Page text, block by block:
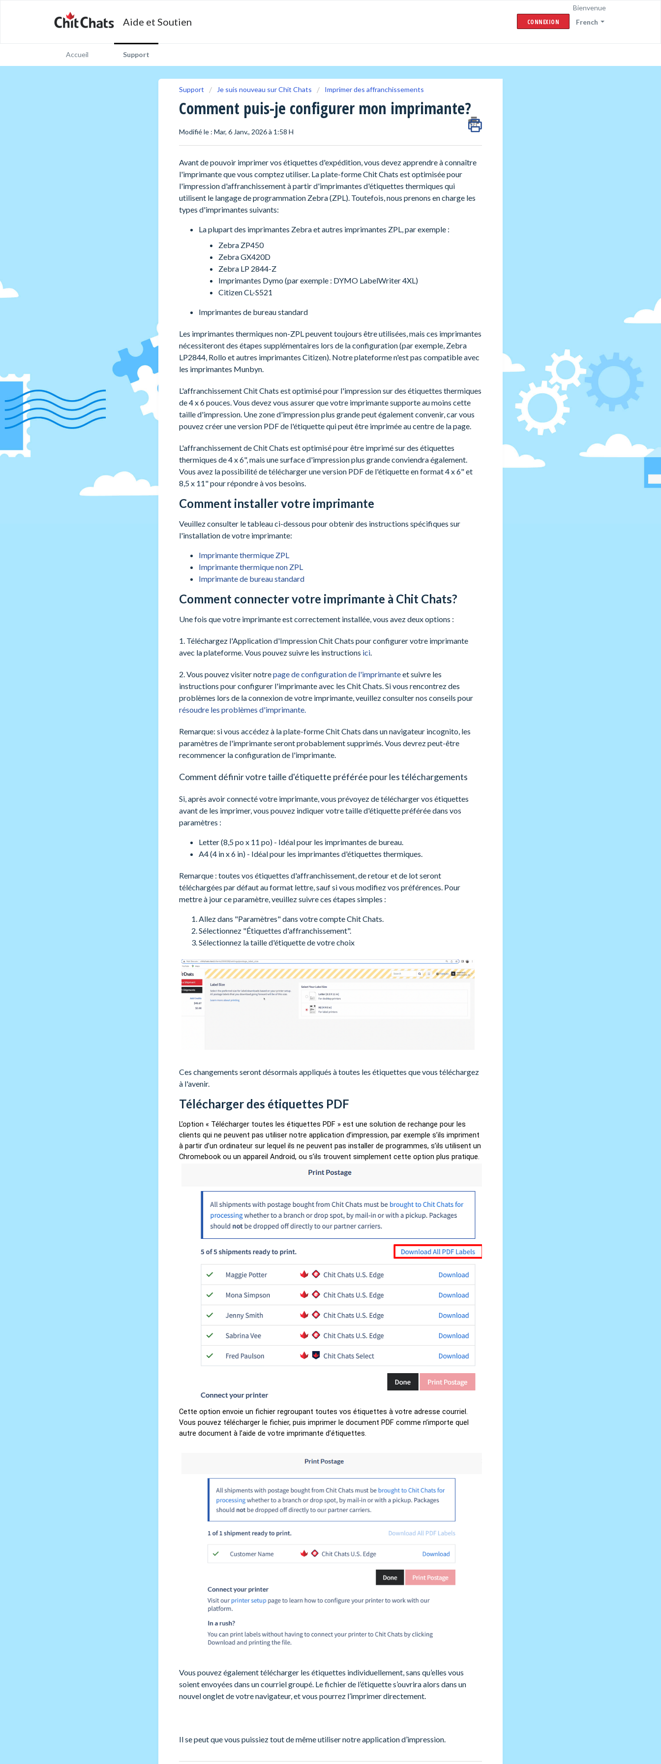
Aide et Soutien French
Bienvenue
CONNEXION
Accueil Support
Support Je suis nouveau sur Chit Chats Imprimer des affranchissements
Comment puis-je configurer mon imprimante?
Modifié le : Mar, 6 Janv., 2026 à 1:58 H
Avant de pouvoir imprimer vos étiquettes d'expédition, vous devez apprendre à connaître
l'imprimante que vous comptez utiliser. La plate-forme Chit Chats est optimisée pour
l'impression d'affranchissement à partir d'imprimantes d'étiquettes thermiques qui
utilisent le langage de programmation Zebra (ZPL). Toutefois, nous prenons en charge les
types d'imprimantes suivants:
La plupart des imprimantes Zebra et autres imprimantes ZPL, par exemple :
Zebra ZP450
Zebra GX420D
Zebra LP 2844-Z
Imprimantes Dymo (par exemple : DYMO LabelWriter 4XL)
Citizen CL-S521
Imprimantes de bureau standard
Les imprimantes thermiques non-ZPL peuvent toujours être utilisées, mais ces imprimantes
nécessiteront des étapes supplémentaires lors de la configuration (par exemple, Zebra
LP2844, Rollo et autres imprimantes Citizen). Notre plateforme n'est pas compatible avec
les imprimantes Munbyn.
L'affranchissement Chit Chats est optimisé pour l'impression sur des étiquettes thermiques
de 4 x 6 pouces. Vous devez vous assurer que votre imprimante supporte au moins cette
taille d'impression. Une zone d'impression plus grande peut également convenir, car vous
pouvez créer une version PDF de l'étiquette qui peut être imprimée au centre de la page.
L'affranchissement de Chit Chats est optimisé pour être imprimé sur des étiquettes
thermiques de 4 x 6", mais une surface d'impression plus grande conviendra également.
Vous avez la possibilité de télécharger une version PDF de l'étiquette en format 4 x 6" et
8,5 x 11" pour répondre à vos besoins.
Comment installer votre imprimante
Veuillez consulter le tableau ci-dessous pour obtenir des instructions spécifiques sur
l'installation de votre imprimante:
Imprimante thermique ZPL
Imprimante thermique non ZPL
Imprimante de bureau standard
Comment connecter votre imprimante à Chit Chats?
Une fois que votre imprimante est correctement installée, vous avez deux options :
1. Téléchargez l'Application d'Impression Chit Chats pour configurer votre imprimante
avec la plateforme. Vous pouvez suivre les instructions ici
2. Vous pouvez visiter notrepage de configuration de l'imprimanteet suivre les
instructions pour configurer l'imprimante avec les Chit Chats. Si vous rencontrez des
problèmes lors de la connexion de votre imprimante, veuillez consulter nos conseils pour
résoudre les problèmes d'imprimante.
Remarque: si vous accédez à la plate-forme Chit Chats dans un navigateur incognito, les
paramètres de l'imprimante seront probablement supprimés. Vous devrez peut-être
recommencer la configuration de l'imprimante.
Comment définir votre taille d'étiquette préférée pour les téléchargements
Si, après avoir connecté votre imprimante, vous prévoyez de télécharger vos étiquettes
avant de les imprimer, vous pouvez indiquer votre taille d'étiquette préférée dans vos
paramètres :
Letter (8,5 po x 11 po) - Idéal pour les imprimantes de bureau.
A4 (4 in x 6 in) - Idéal pour les imprimantes d'étiquettes thermiques.
Remarque : toutes vos étiquettes d'affranchissement, de retour et de lot seront
téléchargées par défaut au format lettre, sauf si vous modifiez vos préférences. Pour
mettre à jour ce paramètre, veuillez suivre ces étapes simples :
Allez dans "Paramètres" dans votre compte Chit Chats.
Sélectionnez "Étiquettes d'affranchissement".
Sélectionnez la taille d'étiquette de votre choix
Ces changements seront désormais appliqués à toutes les étiquettes que vous téléchargez
à l'avenir.
Télécharger des étiquettes PDF
L’option « Télécharger toutes les étiquettes PDF » est une solution de rechange pour les
clients qui ne peuvent pas utiliser notre application d’impression, par exemple s’ils impriment
à partir d’un ordinateur sur lequel ils ne peuvent pas installer de programmes, s’ils utilisent un
Chromebook ou un appareil Android, ou s’ils trouvent simplement cette option plus pratique.
Cette option envoie un fichier regroupant toutes vos étiquettes à votre adresse courriel.
Vous pouvez télécharger le fichier, puis imprimer le document PDF comme n’importe quel
autre document à l’aide de votre imprimante d’étiquettes.
Vous pouvez également télécharger les étiquettes individuellement, sans qu’elles vous
soient envoyées dans un courriel groupé. Le fichier de l’étiquette s’ouvrira alors dans un
nouvel onglet de votre navigateur, et vous pourrez l’imprimer directement.
Il se peut que vous puissiez tout de même utiliser notre application d’impression.